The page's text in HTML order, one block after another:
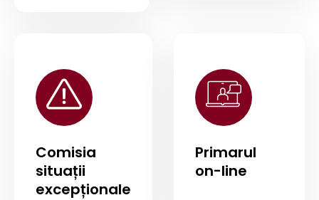
Comisia
situații
excepționale
Primarul
on-line